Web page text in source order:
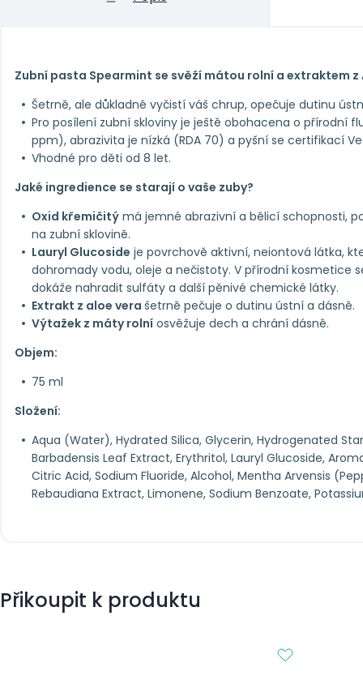
Zubní pasta Spearmint se svěží mátou rolní a extraktem z
Šetrně, ale důkladně vyčistí váš chrup, opečuje dutinu
Pro posílení zubní skloviny je ještě obohacena o přírodní
ppm), abrazivita je nízká (RDA 70) a pyšní se certifikací
Vhodné pro děti od 8 let.
Jaké ingredience se starají o vaše zuby?
Oxid křemičitý má jemné abrazivní a bělicí schopnosti,
na zubní sklovině.
Lauryl Glucoside je povrchově aktivní, neiontová látka,
dohromady vodu, oleje a nečistoty. V přírodní kosmetice
dokáže nahradit sulfáty a další pěnivé chemické látky.
Extrakt z aloe vera šetrně pečuje o dutinu ústní a dásně.
Výtažek z máty rolní osvěžuje dech a chrání dásně.
Objem:
75 ml
Složení:
Aqua (Water), Hydrated Silica, Glycerin, Hydrogenated
Barbadensis Leaf Extract, Erythritol, Lauryl Glucoside,
Citric Acid, Sodium Fluoride, Alcohol, Mentha Arvensis
Rebaudiana Extract, Limonene, Sodium Benzoate,
Přikoupit k produktu